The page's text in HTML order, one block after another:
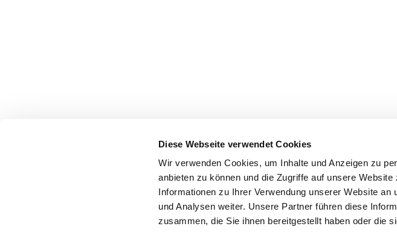
Diese Webseite verwendet Cookies
Wir verwenden Cookies, um Inhalte und Anzeigen zu
anbieten zu können und die Zugriffe auf unsere
Informationen zu Ihrer Verwendung unserer Website
und Analysen weiter. Unsere Partner führen diese
zusammen, die Sie ihnen bereitgestellt haben oder die